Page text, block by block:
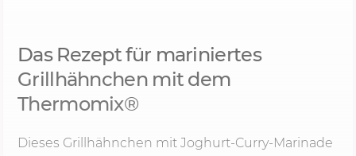
Das Rezept für mariniertes
Grillhähnchen mit dem
Thermomix®
Dieses Grillhähnchen mit Joghurt-Curry-Marinade